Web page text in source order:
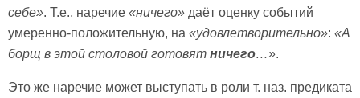
себе». Т.е., наречие «ничего» даёт оценку событий
умеренно-положительную, на «удовлетворительно»: «А
борщ в этой столовой готовят ничего…».
Это же наречие может выступать в роли т. наз. предиката